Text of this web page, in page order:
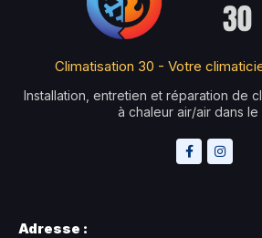
Climatisation 30 - Votre
Installation, entretien et réparation de
à chaleur air/air dans le
Adresse :